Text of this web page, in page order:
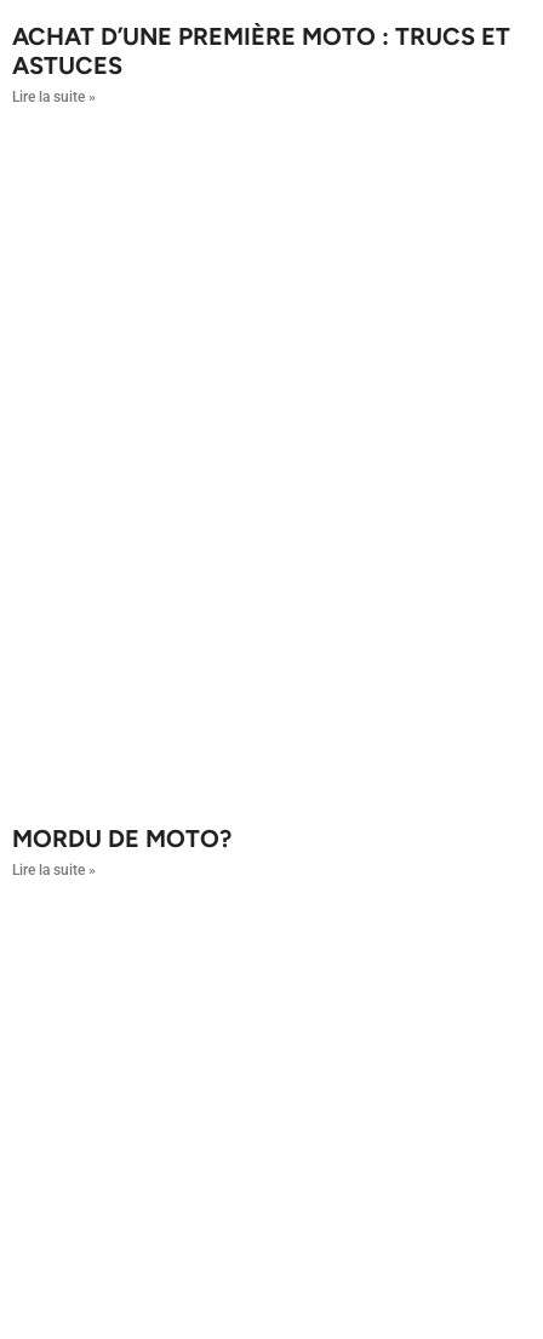
ACHAT D’UNE PREMIÈRE MOTO : TRUCS ET
ASTUCES
Lire la suite »
MORDU DE MOTO?
Lire la suite »